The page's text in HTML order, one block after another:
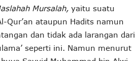
Mursalah, yaitu suatu
Qur’an ataupun Hadits namun
dan tidak ada larangan dari
seperti ini. Namun menurut